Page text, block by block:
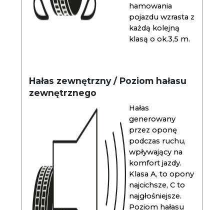
hamowania
pojazdu wzrasta z
każdą kolejną
klasą o ok.3,5 m.
Hałas zewnętrzny / Poziom hałasu
zewnętrznego
Hałas
generowany
przez oponę
podczas ruchu,
wpływający na
komfort jazdy.
Klasa A, to opony
najcichsze, C to
najgłośniejsze.
Poziom hałasu